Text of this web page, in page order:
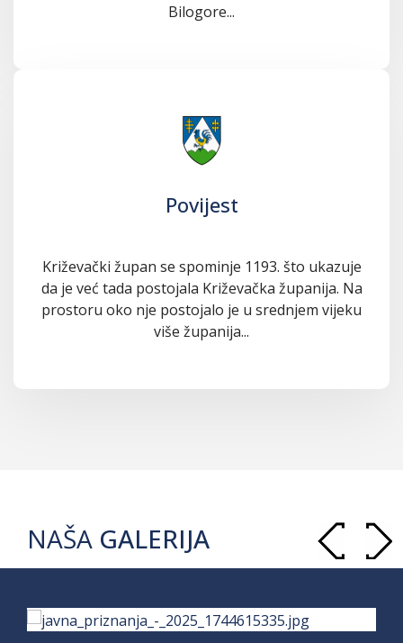
Bilogore...
Povijest
Križevački župan se spominje 1193. što ukazuje
da je već tada postojala Križevačka županija. Na
prostoru oko nje postojalo je u srednjem vijeku
više županija...
NAŠA GALERIJA